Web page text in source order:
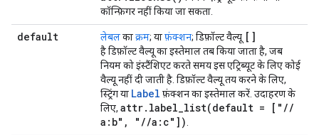
कॉन्फ़िगर नहीं किया जा सकता.
default लेबलकाक्रम; याफ़ंक्शन; डिफ़ॉल्ट वैल्यू []
है डिफ़ॉल्ट वैल्यू का इस्तेमाल तब किया जाता है, जब
नियम को इंस्टैंशिएट करते समय इस एट्रिब्यूट के लिए कोई
वैल्यू नहीं दी जाती है. डिफ़ॉल्ट वैल्यू तय करने के लिए,
स्ट्रिंग या Label फ़ंक्शन का इस्तेमाल करें. उदाहरण के
लिए, attr. label_list(default = [" //
a:b" , " //a:c"])